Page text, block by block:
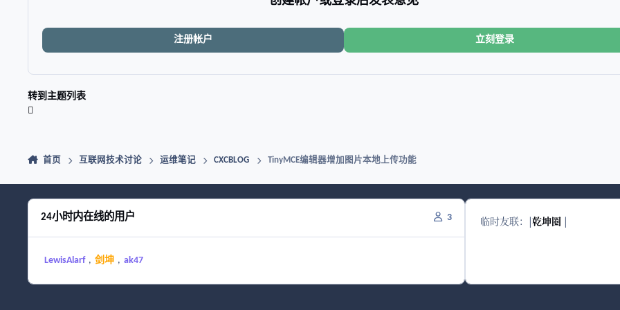
注册帐户 立刻登录
转到主题列表
首页 互联网技术讨论 运维笔记 CXCBLOG TinyMCE编辑器增加图片本地上传功能
24小时内在线的用户 3
LewisAlarf 剑坤 ak47
临时友联： |乾坤圈 |